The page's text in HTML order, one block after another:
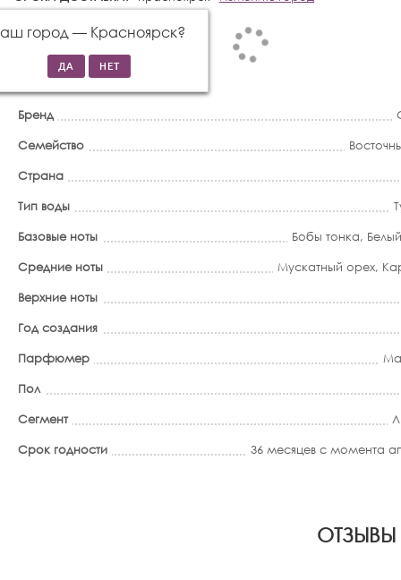
город — Красноярск?
Бренд
Семейство
Страна
Тип воды
Базовые ноты
Бобы тонка,
Средние ноты
Мускатный орех,
Верхние ноты
Год создания
Парфюмер
Пол
Сегмент
Срок годности
36 месяцев с момента
ОТЗЫВЫ